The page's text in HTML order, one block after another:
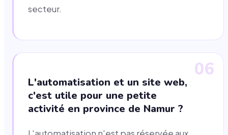
secteur.
06
L'automatisation et un site web,
c'est utile pour une petite
activité en province de Namur ?